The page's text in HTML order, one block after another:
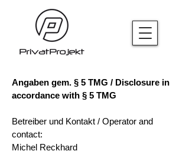
Angaben gem. § 5 TMG / Disclosure in
accordance with § 5 TMG
Betreiber und Kontakt / Operator and
contact:
Michel Reckhard